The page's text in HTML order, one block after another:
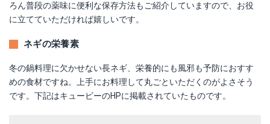
ろん普段の薬味に便利な保存方法もご紹介していますので、お役
に立てていただければ嬉しいです。
ネギの栄養素
冬の鍋料理に欠かせない長ネギ、栄養的にも風邪も予防におすす
めの食材ですね。上手にお料理して丸ごといただくのがよさそう
です。下記はキュービーのHPに掲載されていたものです。